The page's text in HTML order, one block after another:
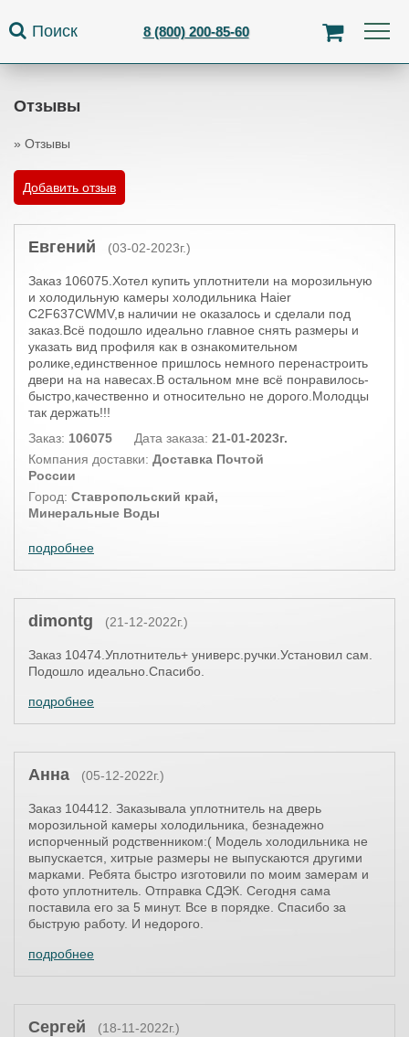
Поиск 8 (800) 200-85-60
Отзывы
Вы здесь
» Отзывы
Добавить отзыв
Евгений (03-02-2023г.)
Заказ 106075.Хотел купить уплотнители на морозильную
и холодильную камеры холодильника Haier
C2F637CWMV,в наличии не оказалось и сделали под
заказ.Всё подошло идеально главное снять размеры и
указать вид профиля как в ознакомительном
ролике,единственное пришлось немного перенастроить
двери на на навесах.В остальном мне всё понравилось-
быстро,качественно и относительно не дорого.Молодцы
так держать!!!
Заказ: 106075 Дата заказа: 21-01-2023г.
Компания доставки: Доставка Почтой
России
Город: Ставропольский край,
Минеральные Воды
подробнее
dimontg (21-12-2022г.)
Заказ 10474.Уплотнитель+ универс.ручки.Установил сам.
Подошло идеально.Спасибо.
подробнее
Анна (05-12-2022г.)
Заказ 104412. Заказывала уплотнитель на дверь
морозильной камеры холодильника, безнадежно
испорченный родственником:( Модель холодильника не
выпускается, хитрые размеры не выпускаются другими
марками. Ребята быстро изготовили по моим замерам и
фото уплотнитель. Отправка СДЭК. Сегодня сама
поставила его за 5 минут. Все в порядке. Спасибо за
быструю работу. И недорого.
подробнее
Сергей (18-11-2022г.)